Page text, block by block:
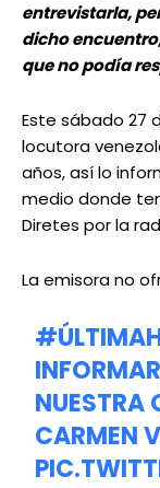
entrevistarla,
dicho
que no podía
Este sábado 27
locutora
años, así lo
medio donde
Diretes por la
La emisora no
NUESTRA
CARMEN